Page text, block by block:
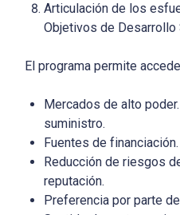
Articulación de los
Objetivos de
El programa permite
Mercados de alto
suministro.
Fuentes de financiación.
Reducción de riesgos
reputación.
Preferencia por parte